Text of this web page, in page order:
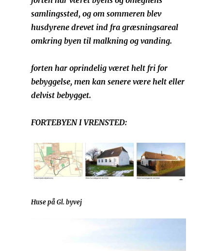
samlingssted, og om sommeren blev
husdyrene drevet ind fra græsningsareal
omkring byen til malkning og vanding.
forten har oprindelig været helt fri for
bebyggelse, men kan senere være helt eller
delvist bebygget.
FORTEBYEN I VRENSTED:
Huse på Gl. byvej